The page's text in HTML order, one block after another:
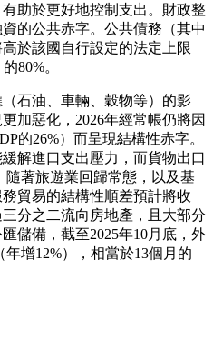
助於更好地控制支出。財政整
的公共赤字。公共債務（其中
於該國自行設定的法定上限
80%。
石油、車輛、穀物等）的影
加惡化，2026年經常帳仍將因
的26%）而呈現結構性赤字。
解進口支出壓力，而貨物出口
著旅遊業回歸常態，以及基
貿易的結構性順差預計將收
分之二流向房地產，且大部分
儲備，截至2025年10月底，外
增12%），相當於13個月的